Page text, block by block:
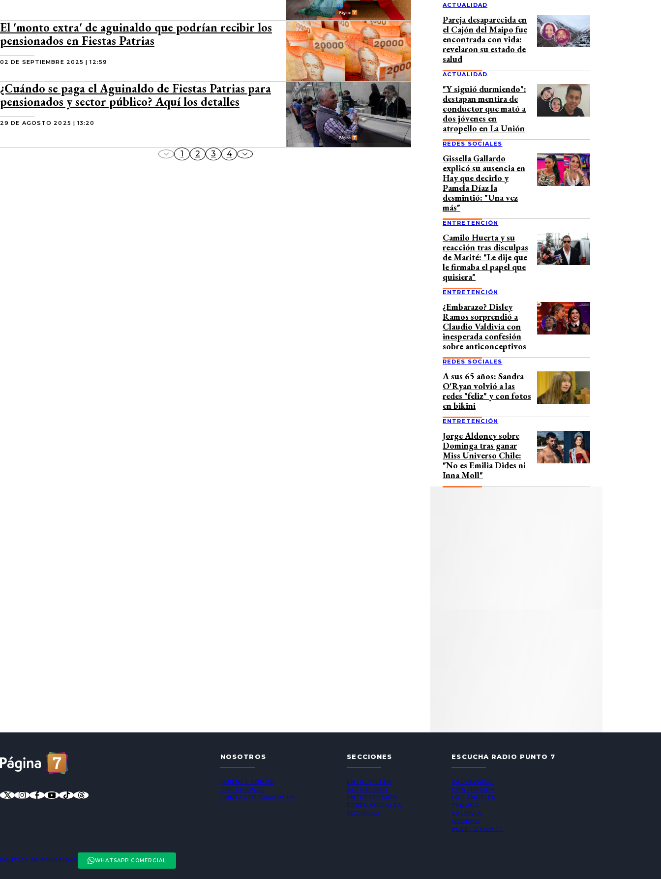
El 'monto extra' de aguinaldo que podrían recibir los
pensionados en Fiestas Patrias
02 DE SEPTIEMBRE 2025 | 12:59
¿Cuándo se paga el Aguinaldo de Fiestas Patrias para
pensionados y sector público? Aquí los detalles
29 DE AGOSTO 2025 | 13:20
1 2 3 4
ACTUALIDAD
Pareja desaparecida en
el Cajón del Maipo fue
encontrada con vida:
revelaron su estado de
salud
ACTUALIDAD
"Y siguió durmiendo":
destapan mentira de
conductor que mató a
dos jóvenes en
atropello en La Unión
REDES SOCIALES
Gissella Gallardo
explicó su ausencia en
Hay que decirlo y
Pamela Díaz la
desmintió: "Una vez
más"
ENTRETENCIÓN
Camilo Huerta y su
reacción tras disculpas
de Marité: "Le dije que
le firmaba el papel que
quisiera"
ENTRETENCIÓN
¿Embarazo? Disley
Ramos sorprendió a
Claudio Valdivia con
inesperada confesión
sobre anticonceptivos
REDES SOCIALES
A sus 65 años: Sandra
O'Ryan volvió a las
redes "feliz" y con fotos
en bikini
ENTRETENCIÓN
Jorge Aldoney sobre
Dominga tras ganar
Miss Universo Chile:
"No es Emilia Dides ni
Inna Moll"
NOSOTROS
QUIÉNES SOMOS
DIRECCIONES
CONTACTO COMERCIAL
SECCIONES
ENTREVISTAS
ACTUALIDAD
ENTRETENCIÓN
REDES SOCIALES
SOCIEDAD
ESCUCHA RADIO PUNTO 7
VALPARAÍSO
CONCEPCIÓN
LOS ÁNGELES
TEMUCO
VALDIVIA
OSORNO
PUERTO MONTT
POLÍTICA DE PRIVACIDAD WHATSAPP COMERCIAL